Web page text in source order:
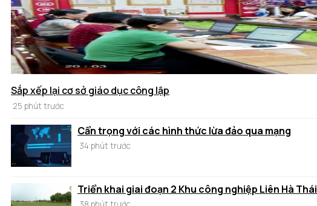
Sắp xếp lại cơ sở giáo dục công lập
25 phút trước
Cẩn trọng với các hình thức lừa đảo qua mạng
34 phút trước
Triển khai giai đoạn 2 Khu công nghiệp Liên Hà Thái